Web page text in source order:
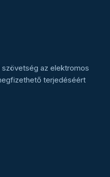
az elektromos
terjedéséért